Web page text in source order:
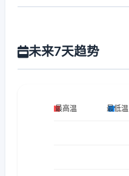
未来7天趋势